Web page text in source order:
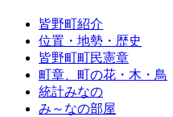
皆野町紹介
位置・地勢・歴史
皆野町町民憲章
町章、町の花・木・鳥
統計みなの
み～なの部屋